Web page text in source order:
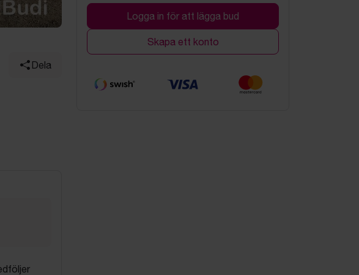
Dela
Logga in för att lägga bud
Skapa ett konto